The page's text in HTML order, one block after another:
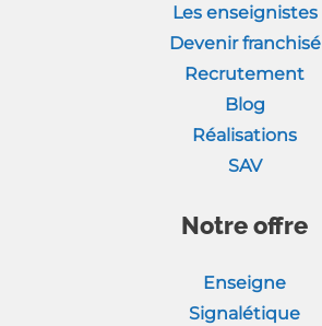
Les enseignistes
Devenir franchisé
Recrutement
Blog
Réalisations
SAV
Notre offre
Enseigne
Signalétique